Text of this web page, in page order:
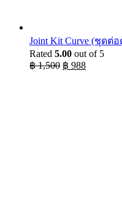
Joint Kit Curve (ชุดต่อ
Rated 5.00 out of 5
฿1,500 Original
฿ 988Current